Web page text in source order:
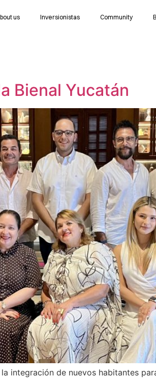
us Inversionistas Community
Bienal Yucatán
integración de nuevos habitantes